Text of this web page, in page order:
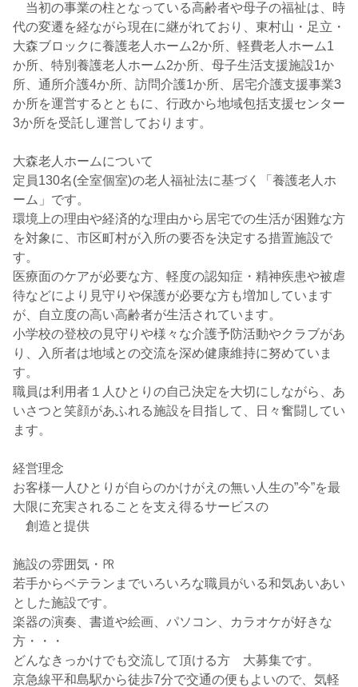
当初の事業の柱となっている高齢者や母子の福祉は、時
代の変遷を経ながら現在に継がれており、東村山・足立・
大森ブロックに養護老人ホーム2か所、軽費老人ホーム1
か所、特別養護老人ホーム2か所、母子生活支援施設1か
所、通所介護4か所、訪問介護1か所、居宅介護支援事業3
か所を運営するとともに、行政から地域包括支援センター
3か所を受託し運営しております。
大森老人ホームについて
定員130名(全室個室)の老人福祉法に基づく「養護老人ホ
ーム」です。
環境上の理由や経済的な理由から居宅での生活が困難な方
を対象に、市区町村が入所の要否を決定する措置施設で
す。
医療面のケアが必要な方、軽度の認知症・精神疾患や被虐
待などにより見守りや保護が必要な方も増加しています
が、自立度の高い高齢者が生活されています。
小学校の登校の見守りや様々な介護予防活動やクラブがあ
り、入所者は地域との交流を深め健康維持に努めていま
す。
職員は利用者１人ひとりの自己決定を大切にしながら、あ
いさつと笑顔があふれる施設を目指して、日々奮闘してい
ます。
経営理念
お客様一人ひとりが自らのかけがえの無い人生の”今”を最
大限に充実されることを支え得るサービスの
創造と提供
施設の雰囲気・㏚
若手からベテランまでいろいろな職員がいる和気あいあい
とした施設です。
楽器の演奏、書道や絵画、パソコン、カラオケが好きな
方・・・
どんなきっかけでも交流して頂ける方 大募集です。
京急線平和島駅から徒歩7分で交通の便もよいので、気軽